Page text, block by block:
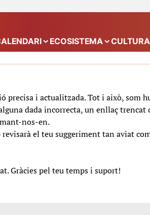
Mostra el submenú de “Calendari”
ECOSISTEMA Mostra el
i actualitzada. Tot i això, som
dada incorrecta, un enllaç trencat
nos-en.
el teu suggeriment tan aviat
Gràcies pel teu temps i suport!